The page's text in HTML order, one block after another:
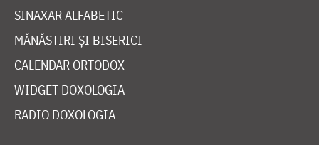
SINAXAR ALFABETIC
MĂNĂSTIRI ȘI BISERICI
CALENDAR ORTODOX
WIDGET DOXOLOGIA
RADIO DOXOLOGIA